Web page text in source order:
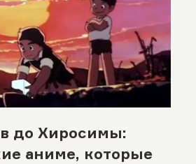
до Хиросимы:
аниме, которые